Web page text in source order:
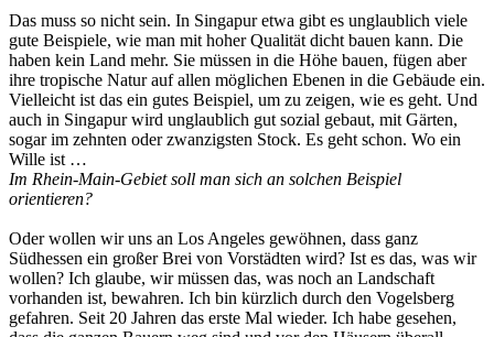
Das muss so nicht sein. In Singapur etwa gibt es unglaublich viele
gute Beispiele, wie man mit hoher Qualität dicht bauen kann. Die
haben kein Land mehr. Sie müssen in die Höhe bauen, fügen aber
ihre tropische Natur auf allen möglichen Ebenen in die Gebäude ein.
Vielleicht ist das ein gutes Beispiel, um zu zeigen, wie es geht. Und
auch in Singapur wird unglaublich gut sozial gebaut, mit Gärten,
sogar im zehnten oder zwanzigsten Stock. Es geht schon. Wo ein
Wille ist …
Im Rhein-Main-Gebiet soll man sich an solchen Beispiel
orientieren?
Oder wollen wir uns an Los Angeles gewöhnen, dass ganz
Südhessen ein großer Brei von Vorstädten wird? Ist es das, was wir
wollen? Ich glaube, wir müssen das, was noch an Landschaft
vorhanden ist, bewahren. Ich bin kürzlich durch den Vogelsberg
gefahren. Seit 20 Jahren das erste Mal wieder. Ich habe gesehen,